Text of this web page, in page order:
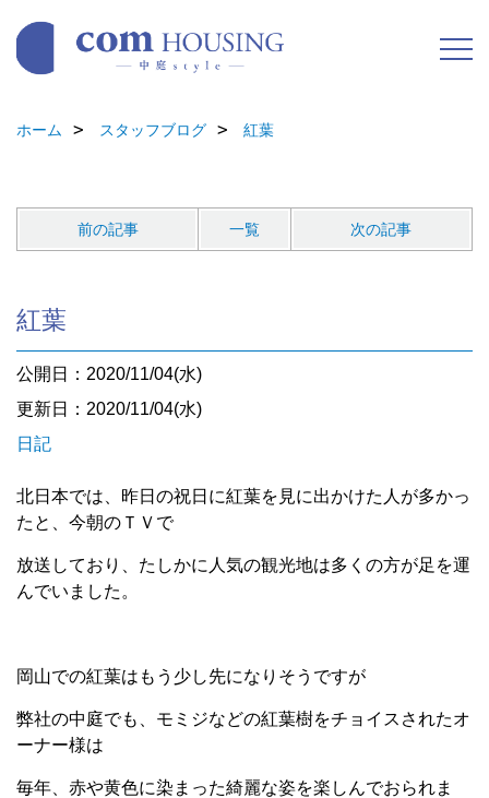
ホーム スタッフブログ 紅葉
前の記事 一覧 次の記事
紅葉
公開日：2020/11/04(水)
更新日：2020/11/04(水)
日記
北日本では、昨日の祝日に紅葉を見に出かけた人が多かっ
たと、今朝のＴＶで
放送しており、たしかに人気の観光地は多くの方が足を運
んでいました。
岡山での紅葉はもう少し先になりそうですが
弊社の中庭でも、モミジなどの紅葉樹をチョイスされたオ
ーナー様は
毎年、赤や黄色に染まった綺麗な姿を楽しんでおられま